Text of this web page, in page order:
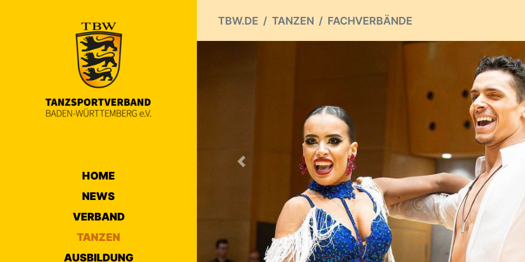
HOME
NEWS
VERBAND
TANZEN
AUSBILDUNG
TBW.DE TANZEN FACHVERBÄNDE
Previous